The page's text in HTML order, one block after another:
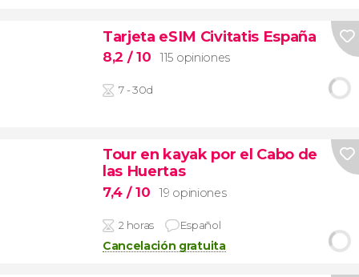
Tarjeta eSIM Civitatis España
8,2 / 10 115 opiniones
7 - 30d
Tour en kayak por el Cabo de
las Huertas
7,4 / 10 19 opiniones
2 horas Español
Cancelación gratuita